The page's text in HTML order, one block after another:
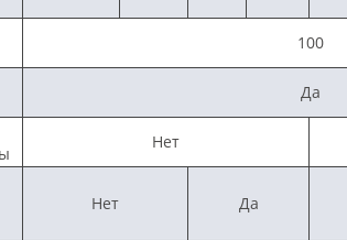
100
Да
Нет
Нет Да